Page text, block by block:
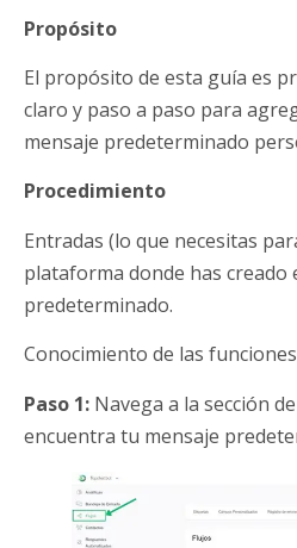
Propósito
El propósito de esta guía es
claro y paso a paso para
mensaje predeterminado
Procedimiento
Entradas (lo que necesitas
plataforma donde has creado
predeterminado.
Conocimiento de las
Paso 1: Navega a la sección
encuentra tu mensaje